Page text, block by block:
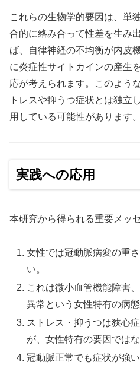
これらの生物学的要因は、単
合的に絡み合って性差を生み
ば、自律神経の不均衡が内皮
に炎症性サイトカインの産生
応が考えられます。このよう
トレスや抑うつ症状とは独立
用している可能性があります。
実践への応用
本研究から得られる重要メッ
女性では冠動脈病変の重
い。
これは微小血管機能障害
異常という女性特有の病態
ストレス・抑うつは狭心
が、女性特有の要因ではな
冠動脈正常でも症状が強